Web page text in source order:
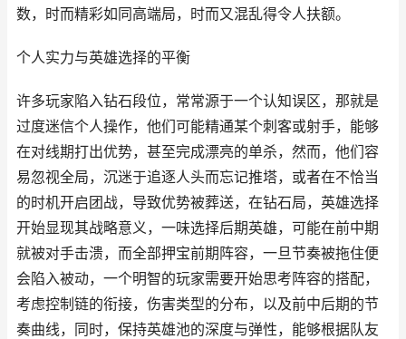
数，时而精彩如同高端局，时而又混乱得令人扶额。
个人实力与英雄选择的平衡
许多玩家陷入钻石段位，常常源于一个认知误区，那就是
过度迷信个人操作，他们可能精通某个刺客或射手，能够
在对线期打出优势，甚至完成漂亮的单杀，然而，他们容
易忽视全局，沉迷于追逐人头而忘记推塔，或者在不恰当
的时机开启团战，导致优势被葬送，在钻石局，英雄选择
开始显现其战略意义，一味选择后期英雄，可能在前中期
就被对手击溃，而全部押宝前期阵容，一旦节奏被拖住便
会陷入被动，一个明智的玩家需要开始思考阵容的搭配，
考虑控制链的衔接，伤害类型的分布，以及前中后期的节
奏曲线，同时，保持英雄池的深度与弹性，能够根据队友